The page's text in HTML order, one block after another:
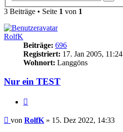
3 Beiträge • Seite 1 von 1
RolfK
Beiträge: 696
Registriert: 17. Jan 2005, 11:24
Wohnort: Langgöns
Nur ein TEST
Beitrag
von RolfK » 15. Dez 2022, 14:33